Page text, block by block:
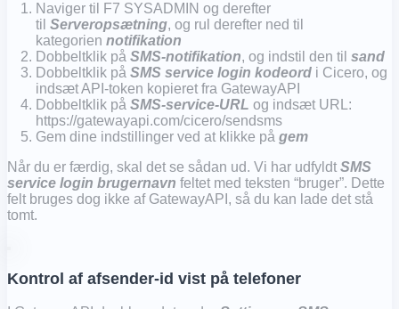
Naviger til F7 SYSADMIN og derefter
til Serveropsætning, og rul derefter ned til
kategorien notifikation
Dobbeltklik på SMS-notifikation, og indstil den til sand
Dobbeltklik på SMS service login kodeord i Cicero, og
indsæt API-token kopieret fra GatewayAPI
Dobbeltklik på SMS-service-URL og indsæt URL:
https://gatewayapi.com/cicero/sendsms
Gem dine indstillinger ved at klikke på gem
Når du er færdig, skal det se sådan ud. Vi har udfyldt SMS
service login brugernavn feltet med teksten “bruger”. Dette
felt bruges dog ikke af GatewayAPI, så du kan lade det stå
tomt.
Kontrol af afsender-id vist på telefoner